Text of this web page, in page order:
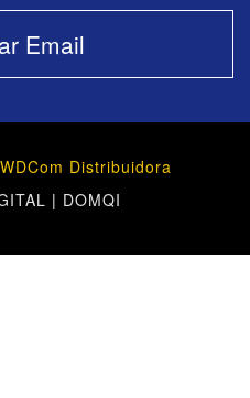
Email
WDCom Distribuidora
| DOMQI